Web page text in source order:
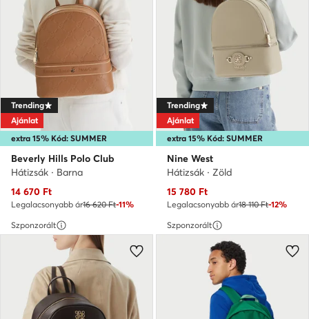
extra 15% Kód: SUMMER
Trending
Ajánlat
Beverly Hills Polo Club
Hátizsák · Barna
Aktuális ár
14 670 Ft
Legalacsonyabb ár16 620 Ft-11%
extra 15% Kód: SUMMER
Trending
Ajánlat
Nine West
Hátizsák · Zöld
Aktuális ár
15 780 Ft
Legalacsonyabb ár18 110 Ft-12%
Szponzorált
Szponzorált